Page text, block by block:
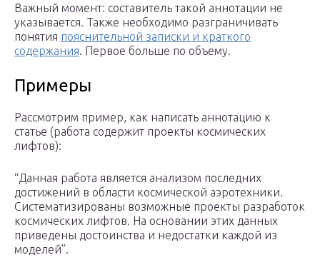
Важный момент: составитель такой аннотации не
указывается. Также необходимо разграничивать
понятия пояснительной записки и краткого
содержания. Первое больше по объему.
Примеры
Рассмотрим пример, как написать аннотацию к
статье (работа содержит проекты космических
лифтов):
“Данная работа является анализом последних
достижений в области космической аэротехники.
Систематизированы возможные проекты разработок
космических лифтов. На основании этих данных
приведены достоинства и недостатки каждой из
моделей”.